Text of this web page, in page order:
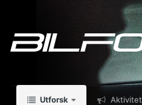
Utforsk Aktivitet